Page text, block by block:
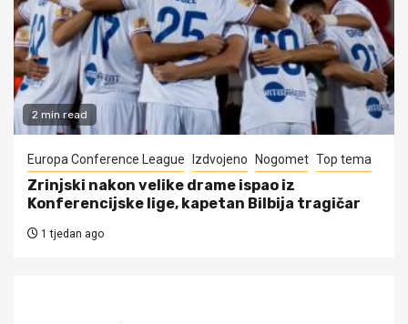
2 min read
Europa Conference League Izdvojeno Nogomet Top tema
Zrinjski nakon velike drame ispao iz
Konferencijske lige, kapetan Bilbija tragičar
1 tjedan ago